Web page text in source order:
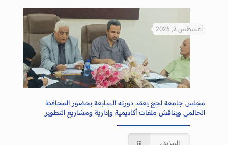
أغسطس 2, 2026
مجلس جامعة لحج يعقد دورته السابعة بحضور المحافظ
الحالمي ويناقش ملفات أكاديمية وإدارية ومشاريع التطوير
المزيد..